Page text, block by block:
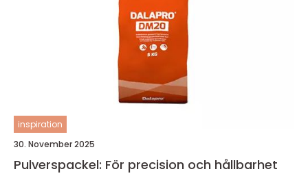
inspiration
30. November 2025
Pulverspackel: För precision och hållbarhet